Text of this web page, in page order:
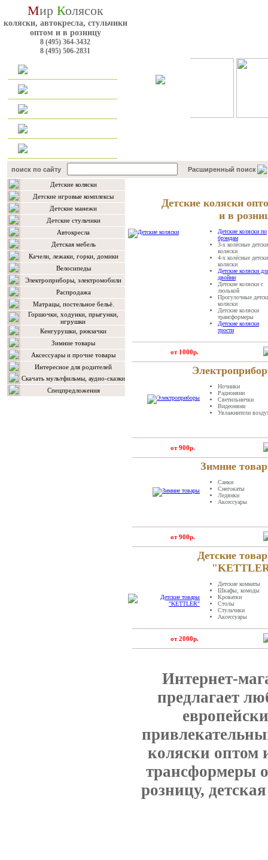
Мир Колясок
коляски, автокресла, стульчики
оптом и в розницу
8 (495) 364-3432
8 (495) 506-2831
поиск по сайту Расширенный поиск
Детские коляски
Детские игровые комплексы
Детские манежи
Детские стульчики
Автокресла
Детская мебель
Качели, лежаки, горки, домики
Велосипеды
Электроприборы, электромобили
Распродажа
Матрацы, постельное бельё.
Горшочки, ходунки, прыгунки,
игрушки
Кенгурушки, рюкзачки
Зимние товары
Аксессуары и прочие товары
Интересное для родителей
Скачать мультфильмы, аудио-сказки
Спецпредложения
Детские коляски
и в
Детские коляски по
брэндам
3-х колёсные
коляски
4-х колёсные
коляски
Детские коляски
двойни
Детские коляски с
люлькой
Прогулочные
коляски
Детские коляски
трансформеры
Детские коляски
трости
от 1000р.
Ночники
Радионяни
Светильнички
Видеоняни
Увлажнители
от 900р.
Зимние
Санки
Снегокаты
Ледянки
Аксессуары
от 900р.
Детские
Детские комнаты
Шкафы, комоды
Кроватки
Столы
Стульчики
Аксессуары
от 2000р.
Интернет-
предлагает
коляски оптом
трансформеры
розницу,